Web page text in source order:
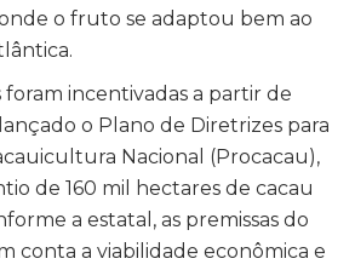
o fruto se adaptou bem ao
foram incentivadas a partir de
o Plano de Diretrizes para
Nacional (Procacau),
de 160 mil hectares de cacau
a estatal, as premissas do
conta a viabilidade econômica e